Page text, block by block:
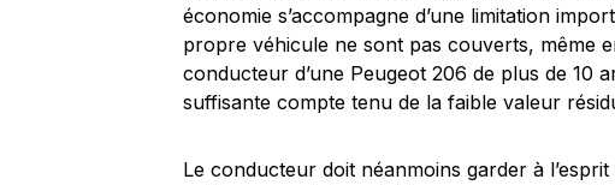
économie s’accompagne d’une limitation
propre véhicule ne sont pas couverts, même
conducteur d’une Peugeot 206 de plus de 10
suffisante compte tenu de la faible valeur
Le conducteur doit néanmoins garder à